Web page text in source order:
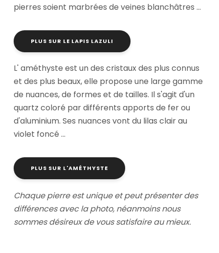
pierres soient marbrées de veines blanchâtres ...
PLUS SUR LE LAPIS LAZULI
L' améthyste est un des cristaux des plus connus
et des plus beaux, elle propose une large gamme
de nuances, de formes et de tailles. Il s'agit d'un
quartz coloré par différents apports de fer ou
d'aluminium. Ses nuances vont du lilas clair au
violet foncé ...
PLUS SUR L'AMÉTHYSTE
Chaque pierre est unique et peut présenter des
différences avec la photo, néanmoins nous
sommes désireux de vous satisfaire au mieux.